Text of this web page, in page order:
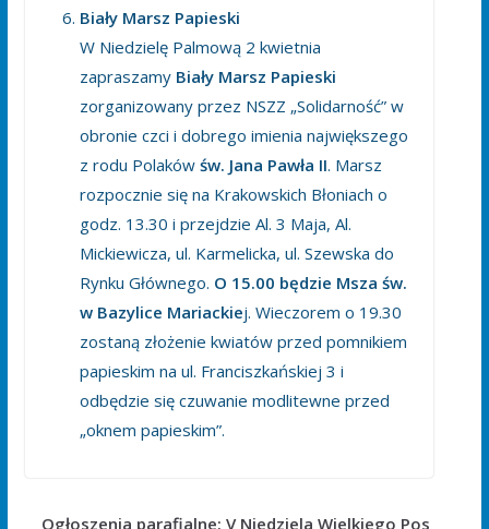
Biały Marsz Papieski
W Niedzielę Palmową 2 kwietnia
zapraszamy Biały Marsz Papieski
zorganizowany przez NSZZ „Solidarność” w
obronie czci i dobrego imienia największego
z rodu Polaków św. Jana Pawła II. Marsz
rozpocznie się na Krakowskich Błoniach o
godz. 13.30 i przejdzie Al. 3 Maja, Al.
Mickiewicza, ul. Karmelicka, ul. Szewska do
Rynku Głównego. O 15.00 będzie Msza św.
w Bazylice Mariackiej. Wieczorem o 19.30
zostaną złożenie kwiatów przed pomnikiem
papieskim na ul. Franciszkańskiej 3 i
odbędzie się czuwanie modlitewne przed
„oknem papieskim”.
Ogłoszenia parafialne: V Niedziela Wielkiego Pos